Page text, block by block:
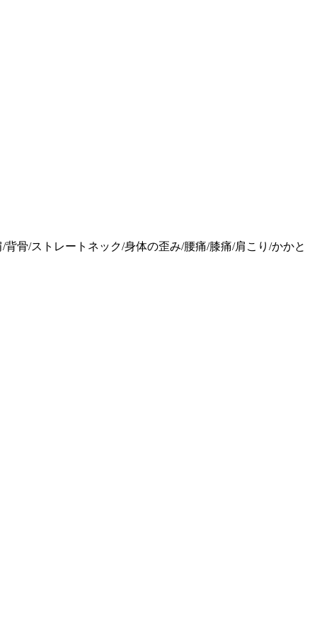
骨/ストレートネック/身体の歪み/腰痛/膝痛/肩こり/かかと